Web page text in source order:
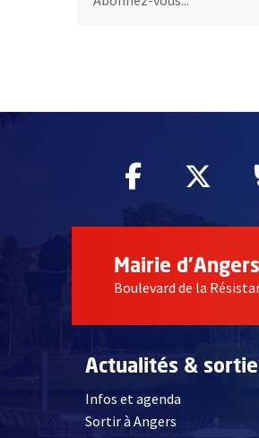
Facebook
, Ouvre ,
Mairie d'Angers
Boulevard de la
Actualités &
Infos et agenda
Sortir à Angers